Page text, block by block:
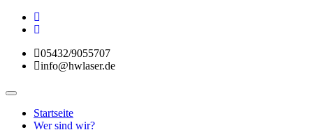
05432/9055707
info@hwlaser.de
Toggle
navigationStartseite
Wer sind wir?